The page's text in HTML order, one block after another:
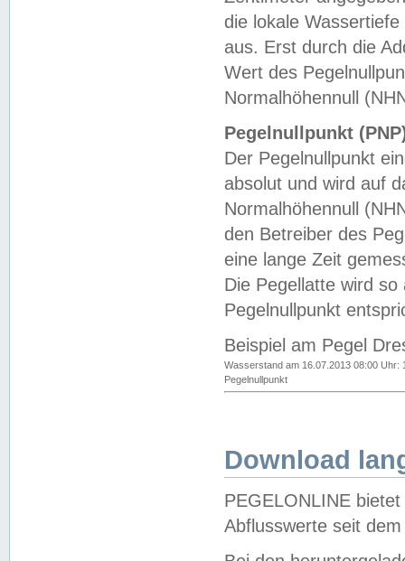
die lokale
aus. Erst durch die
Wert des
Normalhöhennull
Pegelnullpunkt
Der Pegelnullpunkt
absolut und wird auf
Normalhöhennull
den Betreiber des
eine lange Zeit
Die Pegellatte wird
Pegelnullpunkt
Beispiel am Pegel
Wasserstand am 16.07.2013 08:00 Uhr:
Pegelnullpunkt
Download
PEGELONLINE
Abflusswerte seit